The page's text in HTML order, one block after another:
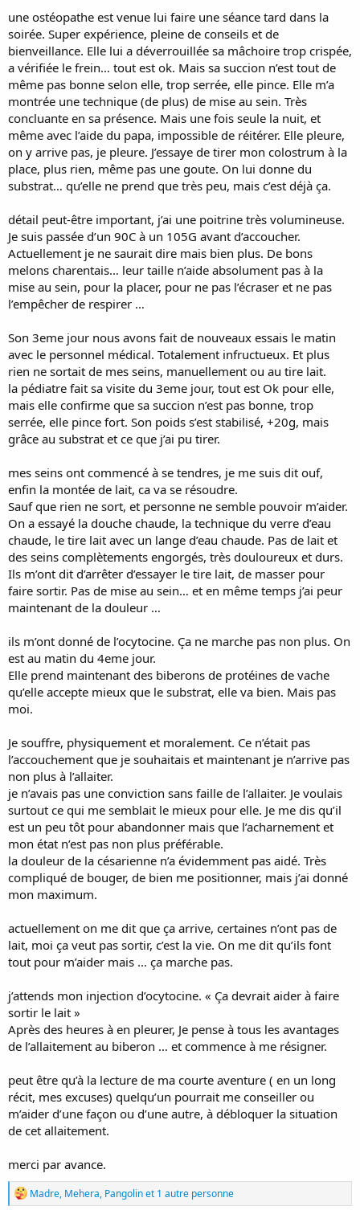
une ostéopathe est venue lui faire une séance tard dans la
soirée. Super expérience, pleine de conseils et de
bienveillance. Elle lui a déverrouillée sa mâchoire trop crispée,
a vérifiée le frein… tout est ok. Mais sa succion n’est tout de
même pas bonne selon elle, trop serrée, elle pince. Elle m’a
montrée une technique (de plus) de mise au sein. Très
concluante en sa présence. Mais une fois seule la nuit, et
même avec l’aide du papa, impossible de réitérer. Elle pleure,
on y arrive pas, je pleure. J’essaye de tirer mon colostrum à la
place, plus rien, même pas une goute. On lui donne du
substrat… qu’elle ne prend que très peu, mais c’est déjà ça.
détail peut-être important, j’ai une poitrine très volumineuse.
Je suis passée d’un 90C à un 105G avant d’accoucher.
Actuellement je ne saurait dire mais bien plus. De bons
melons charentais… leur taille n’aide absolument pas à la
mise au sein, pour la placer, pour ne pas l’écraser et ne pas
l’empêcher de respirer …
Son 3eme jour nous avons fait de nouveaux essais le matin
avec le personnel médical. Totalement infructueux. Et plus
rien ne sortait de mes seins, manuellement ou au tire lait.
la pédiatre fait sa visite du 3eme jour, tout est Ok pour elle,
mais elle confirme que sa succion n’est pas bonne, trop
serrée, elle pince fort. Son poids s’est stabilisé, +20g, mais
grâce au substrat et ce que j’ai pu tirer.
mes seins ont commencé à se tendres, je me suis dit ouf,
enfin la montée de lait, ca va se résoudre.
Sauf que rien ne sort, et personne ne semble pouvoir m’aider.
On a essayé la douche chaude, la technique du verre d’eau
chaude, le tire lait avec un lange d’eau chaude. Pas de lait et
des seins complètements engorgés, très douloureux et durs.
Ils m’ont dit d’arrêter d’essayer le tire lait, de masser pour
faire sortir. Pas de mise au sein… et en même temps j’ai peur
maintenant de la douleur …
ils m’ont donné de l’ocytocine. Ça ne marche pas non plus. On
est au matin du 4eme jour.
Elle prend maintenant des biberons de protéines de vache
qu’elle accepte mieux que le substrat, elle va bien. Mais pas
moi.
Je souffre, physiquement et moralement. Ce n’était pas
l’accouchement que je souhaitais et maintenant je n’arrive pas
non plus à l’allaiter.
je n’avais pas une conviction sans faille de l’allaiter. Je voulais
surtout ce qui me semblait le mieux pour elle. Je me dis qu’il
est un peu tôt pour abandonner mais que l’acharnement et
mon état n’est pas non plus préférable.
la douleur de la césarienne n’a évidemment pas aidé. Très
compliqué de bouger, de bien me positionner, mais j’ai donné
mon maximum.
actuellement on me dit que ça arrive, certaines n’ont pas de
lait, moi ça veut pas sortir, c’est la vie. On me dit qu’ils font
tout pour m’aider mais … ça marche pas.
j’attends mon injection d’ocytocine. « Ça devrait aider à faire
sortir le lait »
Après des heures à en pleurer, Je pense à tous les avantages
de l’allaitement au biberon … et commence à me résigner.
peut être qu’à la lecture de ma courte aventure ( en un long
récit, mes excuses) quelqu’un pourrait me conseiller ou
m’aider d’une façon ou d’une autre, à débloquer la situation
de cet allaitement.
merci par avance.
R
é
Madre, Mehera, Pangolinet 1 autre personne